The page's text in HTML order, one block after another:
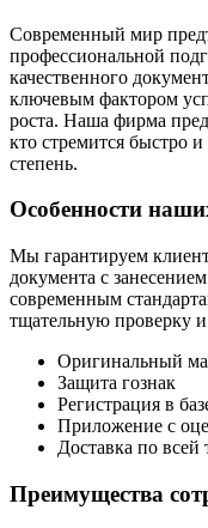
Современный мир
профессиональной
качественного
ключевым фактором
роста. Наша фирма
кто стремится быстро
степень.
Особенности
Мы гарантируем
документа с
современным
тщательную проверку
Оригинальный
Защита гознак
Регистрация в
Приложение с
Доставка по всей
Преимущества